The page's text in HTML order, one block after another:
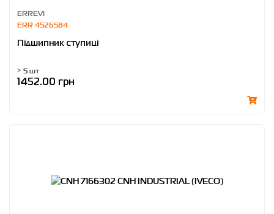
ERREVI
ERR 4526584
Підшипник ступиці
> 5 шт
1452.00 грн